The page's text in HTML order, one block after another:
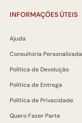
INFORMAÇÕES ÚTEIS
Ajuda
Consultoria Personalizada
Política de Devolução
Política de Entrega
Política de Privacidade
Quero Fazer Parte